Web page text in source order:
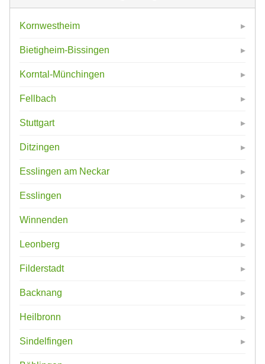
Kornwestheim
Bietigheim-Bissingen
Korntal-Münchingen
Fellbach
Stuttgart
Ditzingen
Esslingen am Neckar
Esslingen
Winnenden
Leonberg
Filderstadt
Backnang
Heilbronn
Sindelfingen